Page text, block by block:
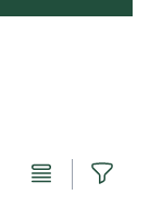
リスト表示